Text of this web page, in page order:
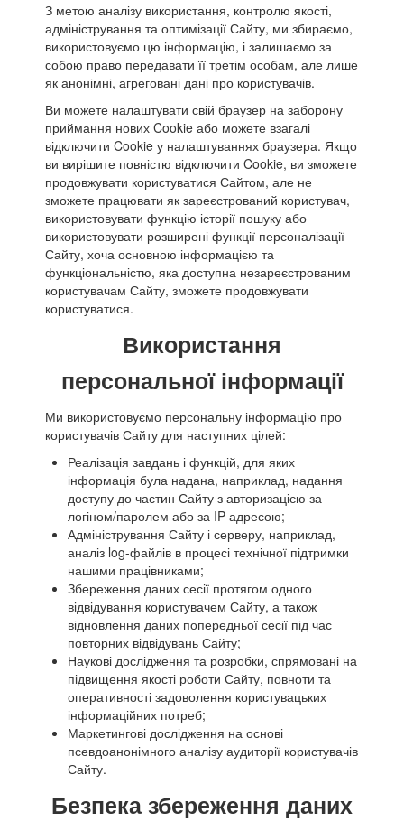
З метою аналізу використання, контролю якості,
адміністрування та оптимізації Сайту, ми збираємо,
використовуємо цю інформацію, і залишаємо за
собою право передавати її третім особам, але лише
як анонімні, агреговані дані про користувачів.
Ви можете налаштувати свій браузер на заборону
приймання нових Cookie або можете взагалі
відключити Cookie у налаштуваннях браузера. Якщо
ви вирішите повністю відключити Cookie, ви зможете
продовжувати користуватися Сайтом, але не
зможете працювати як зареєстрований користувач,
використовувати функцію історії пошуку або
використовувати розширені функції персоналізації
Сайту, хоча основною інформацією та
функціональністю, яка доступна незареєстрованим
користувачам Сайту, зможете продовжувати
користуватися.
Використання
персональної інформації
Ми використовуємо персональну інформацію про
користувачів Сайту для наступних цілей:
Реалізація завдань і функцій, для яких
інформація була надана, наприклад, надання
доступу до частин Сайту з авторизацією за
логіном/паролем або за IP-адресою;
Адміністрування Сайту і серверу, наприклад,
аналіз log-файлів в процесі технічної підтримки
нашими працівниками;
Збереження даних сесії протягом одного
відвідування користувачем Сайту, а також
відновлення даних попередньої сесії під час
повторних відвідувань Сайту;
Наукові дослідження та розробки, спрямовані на
підвищення якості роботи Сайту, повноти та
оперативності задоволення користувацьких
інформаційних потреб;
Маркетингові дослідження на основі
псевдоанонімного аналізу аудиторії користувачів
Сайту.
Безпека збереження даних